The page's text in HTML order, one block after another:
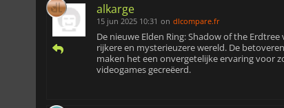
alkarge
15 jun 2025 10:31 on dlcompare.fr
De nieuwe Elden Ring: Shadow of the
rijkere en mysterieuzere wereld. De
maken het een onvergetelijke ervaring voor
videogames gecreëerd.